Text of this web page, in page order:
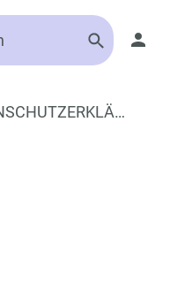
DATENSCHUTZERKLÄRUNG